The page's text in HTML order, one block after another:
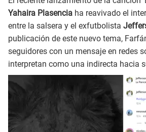
Yahaira Plasencia ha reavivado el
entre la salsera y el exfutbolista
publicación de este nuevo tema,
seguidores con un mensaje en redes
interpretan como una indirecta hacia